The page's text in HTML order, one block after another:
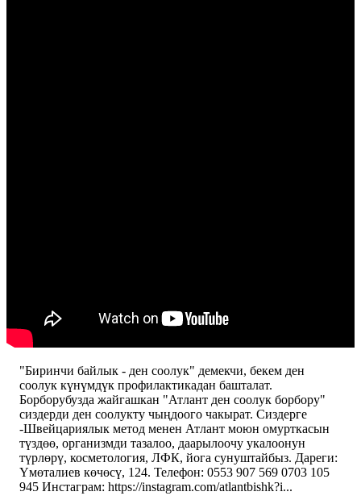
"Биринчи байлык - ден соолук" демекчи, бекем ден
соолук күнүмдүк профилактикадан башталат.
Борборубузда жайгашкан "Атлант ден соолук борбору"
сиздерди ден соолукту чыңдоого чакырат. Сиздерге
-Швейцариялык метод менен Атлант моюн омурткасын
түздөө, организмди тазалоо, даарылоочу укалоонун
түрлөрү, косметология, ЛФК, йога сунуштайбыз. Дареги:
Үмөталиев көчөсү, 124. Телефон: 0553 907 569 0703 105
945 Инстаграм: https://instagram.com/atlantbishk?i...